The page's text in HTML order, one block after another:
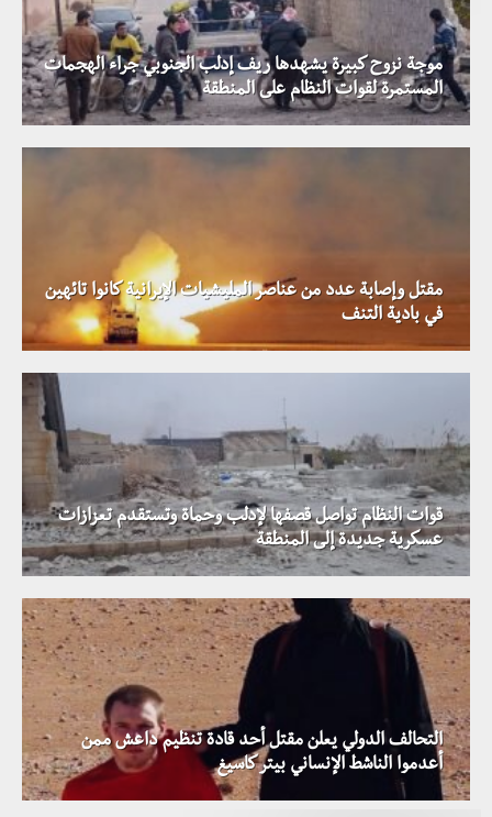
موجة نزوح كبيرة يشهدها ريف إدلب الجنوبي جراء الهجمات
المستمرة لقوات النظام على المنطقة
مقتل وإصابة عدد من عناصر المليشيات الإيرانية كانوا تائهين
في بادية التنف
قوات النظام تواصل قصفها لإدلب وحماة وتستقدم تعزازات
عسكرية جديدة إلى المنطقة
التحالف الدولي يعلن مقتل أحد قادة تنظيم داعش ممن
أعدموا الناشط الإنساني بيتر كاسيغ